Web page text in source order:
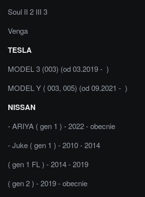
Soul II 2 III 3
Venga
TESLA
MODEL 3 (003) (od 03.2019 - )
MODEL Y ( 003, 005) (od 09.2021 - )
NISSAN
- ARIYA ( gen 1 ) - 2022 - obecnie
- Juke ( gen 1 ) - 2010 - 2014
( gen 1 FL ) - 2014 - 2019
( gen 2 ) - 2019 - obecnie